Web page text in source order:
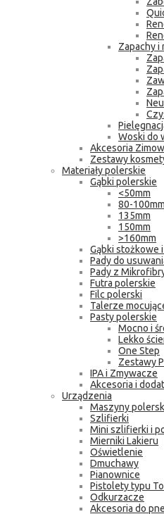
Zapachy
Woski do
Akcesoria
Zestawy
Materiały polerskie
Gąbki polerskie
<50mm
80-100mm
135mm
150mm
>160mm
Gąbki stożkowe
Pady do
Pady z
Futra polerskie
Filc polerski
Talerze
Pasty polerskie
Mocno i
Lekko
One Step
Zestawy
IPA i Zmywacze
Akcesoria i
Urządzenia
Maszyny
Szlifierki
Mini szlifierki i
Mierniki Lakieru
Oświetlenie
Dmuchawy
Pianownice
Pistolety typu
Odkurzacze
Akcesoria do